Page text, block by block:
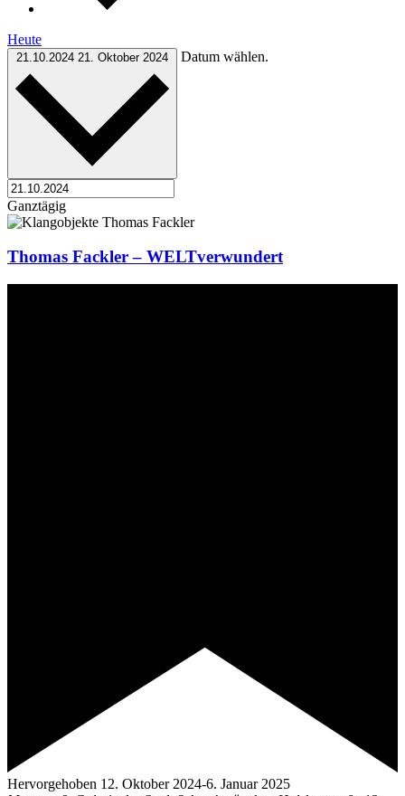
Heute
21.10.2024 21. Oktober 2024 Datum wählen.
Ganztägig
Thomas Fackler – WELTverwundert
Hervorgehoben 12. Oktober 2024-6. Januar 2025